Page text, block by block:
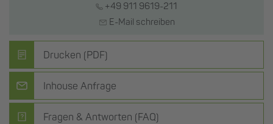
+49 911 9619-211
E-Mail schreiben
Drucken (PDF)
Inhouse Anfrage
Fragen & Antworten (FAQ)